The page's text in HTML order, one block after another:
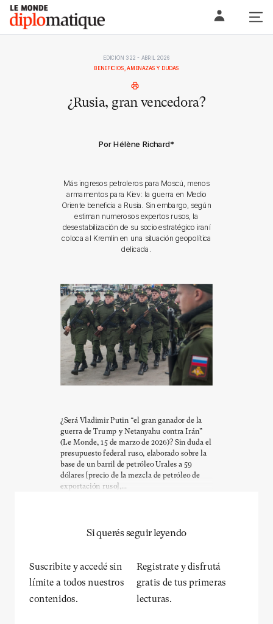
Skip
content
Le monde diplomatique
EDICIÓN 322 - ABRIL 2026
BENEFICIOS, AMENAZAS Y DUDAS
¿Rusia, gran vencedora?
Por Hélène Richard*
Más ingresos petroleros para Moscú, menos
armamentos para Kiev: la guerra en Medio
Oriente beneficia a Rusia. Sin embargo, según
estiman numerosos expertos rusos, la
desestabilización de su socio estratégico iraní
coloca al Kremlin en una situación geopolítica
delicada.
¿Será Vladimir Putin “el gran ganador de la
guerra de Trump y Netanyahu contra Irán”
(Le Monde, 15 de marzo de 2026)? Sin duda el
presupuesto federal ruso, elaborado sobre la
base de un barril de petróleo Urales a 59
dólares [precio de la mezcla de petróleo de
exportación ruso],...
Si querés seguir leyendo
Suscribite y accedé sin
límite a todos nuestros
contenidos.
Registrate y disfrutá
gratis de tus primeras
lecturas.